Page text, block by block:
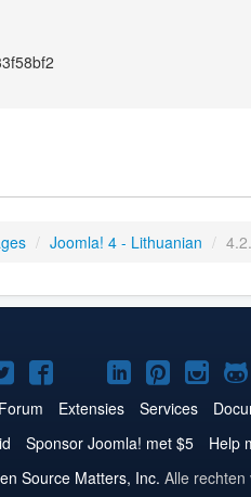
/ Joomla! 4 - Lithuanian /
Joomla!
op
Twitter
Joomla!
op
Facebook
Joomla!
op
YouTube
Joomla!
op
LinkedIn
Joomla!
op
op
Forum Extensies Services
Sponsor Joomla! met $5 Help
Source Matters, Inc. Alle